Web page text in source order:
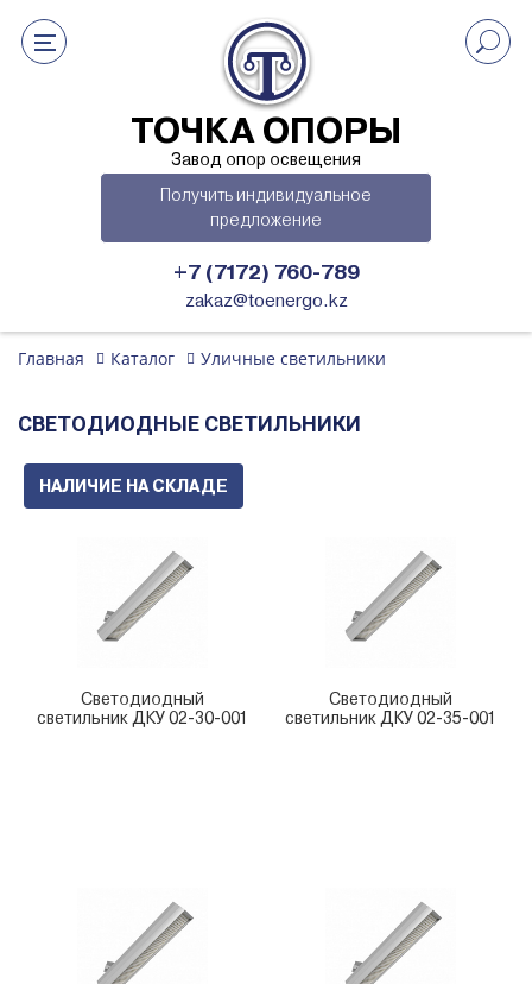
ТОЧКА ОПОРЫ
Завод опор освещения
Получить индивидуальное
предложение
+7 (7172) 760-789
zakaz@toenergo.kz
Главная Каталог Уличные светильники
СВЕТОДИОДНЫЕ СВЕТИЛЬНИКИ
НАЛИЧИЕ НА СКЛАДЕ
Светодиодный
светильник ДКУ 02-30-001
Светодиодный
светильник ДКУ 02-35-001